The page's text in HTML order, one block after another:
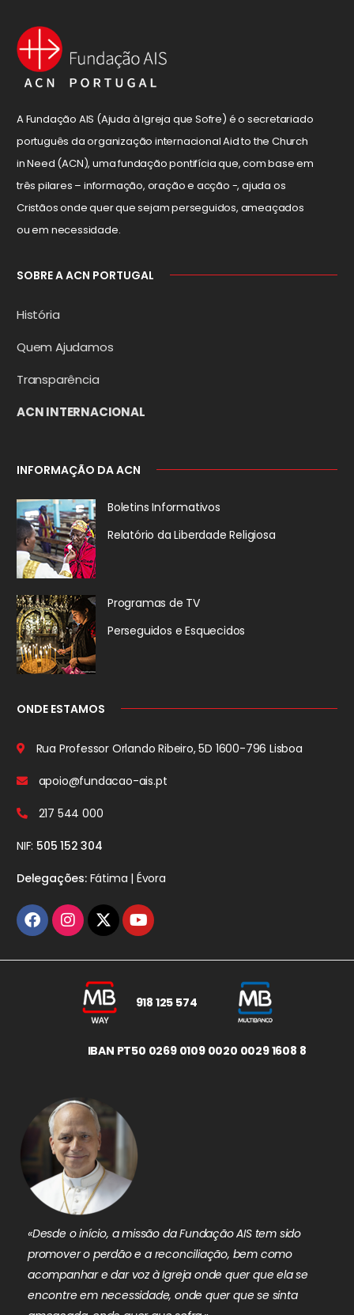
A Fundação AIS (Ajuda à Igreja que Sofre) é o secretariado
português da organização internacional Aid to the Church
in Need (ACN), uma fundação pontifícia que, com base em
três pilares – informação, oração e acção -, ajuda os
Cristãos onde quer que sejam perseguidos, ameaçados
ou em necessidade.
SOBRE A ACN PORTUGAL
História
Quem Ajudamos
Transparência
ACN INTERNACIONAL
INFORMAÇÃO DA ACN
Boletins Informativos
Relatório da Liberdade Religiosa
Programas de TV
Perseguidos e Esquecidos
ONDE ESTAMOS
Rua Professor Orlando Ribeiro, 5D 1600-796 Lisboa
apoio@fundacao-ais.pt
217 544 000
NIF: 505 152 304
Delegações:Fátima | Évora
918 125 574
IBAN PT50 0269 0109 0020 0029 1608 8
«Desde o início, a missão da Fundação AIS tem sido
promover o perdão e a reconciliação, bem como
acompanhar e dar voz à Igreja onde quer que ela se
encontre em necessidade, onde quer que se sinta